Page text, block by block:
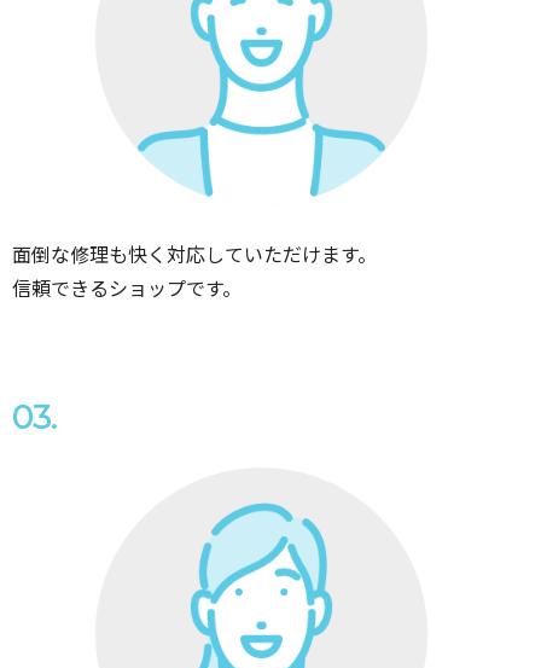
面倒な修理も快く対応していただけます。
信頼できるショップです。
03.